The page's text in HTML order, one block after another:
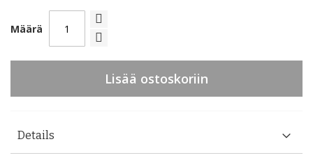
Määrä
Lisää ostoskoriin
Details